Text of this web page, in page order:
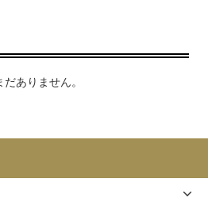
ありません。